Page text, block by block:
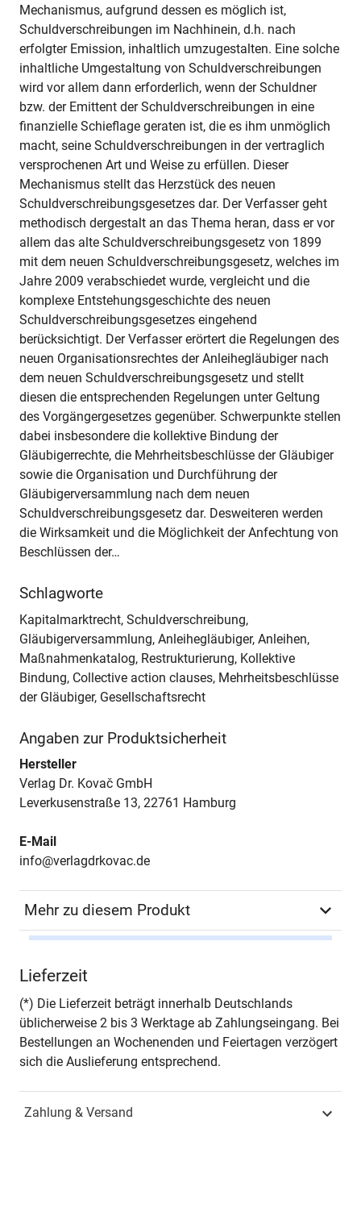
Mechanismus, aufgrund dessen es möglich ist,
Schuldverschreibungen im Nachhinein, d.h. nach
erfolgter Emission, inhaltlich umzugestalten. Eine solche
inhaltliche Umgestaltung von Schuldverschreibungen
wird vor allem dann erforderlich, wenn der Schuldner
bzw. der Emittent der Schuldverschreibungen in eine
finanzielle Schieflage geraten ist, die es ihm unmöglich
macht, seine Schuldverschreibungen in der vertraglich
versprochenen Art und Weise zu erfüllen. Dieser
Mechanismus stellt das Herzstück des neuen
Schuldverschreibungsgesetzes dar. Der Verfasser geht
methodisch dergestalt an das Thema heran, dass er vor
allem das alte Schuldverschreibungsgesetz von 1899
mit dem neuen Schuldverschreibungsgesetz, welches im
Jahre 2009 verabschiedet wurde, vergleicht und die
komplexe Entstehungsgeschichte des neuen
Schuldverschreibungsgesetzes eingehend
berücksichtigt. Der Verfasser erörtert die Regelungen des
neuen Organisationsrechtes der Anleihegläubiger nach
dem neuen Schuldverschreibungsgesetz und stellt
diesen die entsprechenden Regelungen unter Geltung
des Vorgängergesetzes gegenüber. Schwerpunkte stellen
dabei insbesondere die kollektive Bindung der
Gläubigerrechte, die Mehrheitsbeschlüsse der Gläubiger
sowie die Organisation und Durchführung der
Gläubigerversammlung nach dem neuen
Schuldverschreibungsgesetz dar. Desweiteren werden
die Wirksamkeit und die Möglichkeit der Anfechtung von
Beschlüssen der…
Schlagworte
Kapitalmarktrecht, Schuldverschreibung,
Gläubigerversammlung, Anleihegläubiger, Anleihen,
Maßnahmenkatalog, Restrukturierung, Kollektive
Bindung, Collective action clauses, Mehrheitsbeschlüsse
der Gläubiger, Gesellschaftsrecht
Angaben zur Produktsicherheit
Hersteller
Verlag Dr. Kovač GmbH
Leverkusenstraße 13, 22761 Hamburg
E-Mail
info@verlagdrkovac.de
Mehr zu diesem Produkt
Seiten 348
Jahr Hamburg 2011
Fachdisziplin
Lieferzeit
(*) Die Lieferzeit beträgt innerhalb Deutschlands
üblicherweise 2 bis 3 Werktage ab Zahlungseingang. Bei
Bestellungen an Wochenenden und Feiertagen verzögert
sich die Auslieferung entsprechend.
Zahlung & Versand